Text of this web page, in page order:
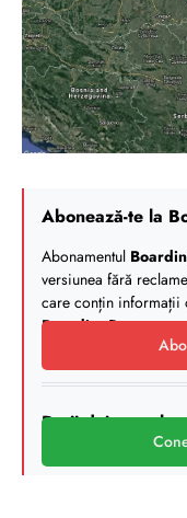
Abonează-te la
Abonamentul
versiunea fără
care conțin informații
BoardingPass.
Deții deja un